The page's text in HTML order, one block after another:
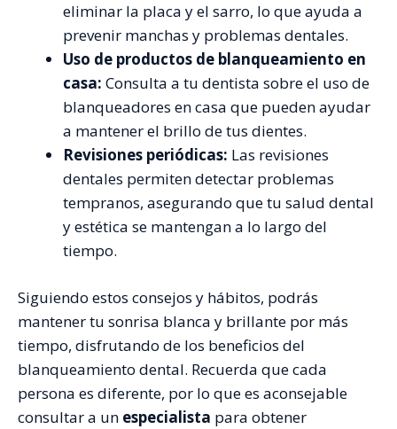
eliminar la placa y el sarro, lo que ayuda a
prevenir manchas y problemas dentales.
Uso de productos de blanqueamiento en
casa: Consulta a tu dentista sobre el uso de
blanqueadores en casa que pueden ayudar
a mantener el brillo de tus dientes.
Revisiones periódicas: Las revisiones
dentales permiten detectar problemas
tempranos, asegurando que tu salud dental
y estética se mantengan a lo largo del
tiempo.
Siguiendo estos consejos y hábitos, podrás
mantener tu sonrisa blanca y brillante por más
tiempo, disfrutando de los beneficios del
blanqueamiento dental. Recuerda que cada
persona es diferente, por lo que es aconsejable
consultar a un especialista para obtener